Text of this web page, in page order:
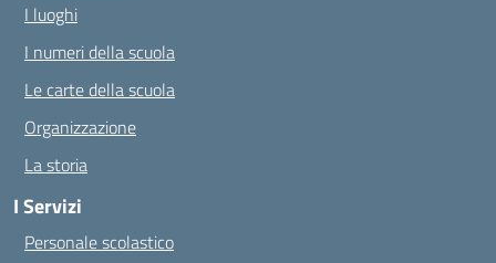
I luoghi
I numeri della scuola
Le carte della scuola
Organizzazione
La storia
I Servizi
Personale scolastico